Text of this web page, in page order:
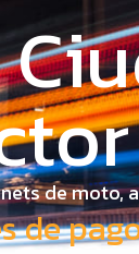
de moto,
de